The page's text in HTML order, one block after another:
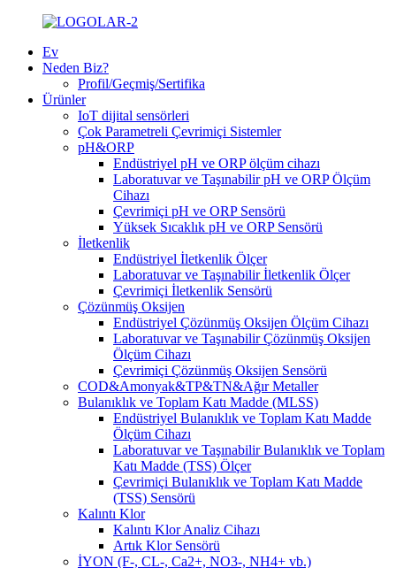
Ev
Neden Biz?
Profil/Geçmiş/Sertifika
Ürünler
IoT dijital sensörleri
Çok Parametreli Çevrimiçi Sistemler
pH&ORP
Endüstriyel pH ve ORP ölçüm cihazı
Laboratuvar ve Taşınabilir pH ve ORP Ölçüm
Cihazı
Çevrimiçi pH ve ORP Sensörü
Yüksek Sıcaklık pH ve ORP Sensörü
İletkenlik
Endüstriyel İletkenlik Ölçer
Laboratuvar ve Taşınabilir İletkenlik Ölçer
Çevrimiçi İletkenlik Sensörü
Çözünmüş Oksijen
Endüstriyel Çözünmüş Oksijen Ölçüm Cihazı
Laboratuvar ve Taşınabilir Çözünmüş Oksijen
Ölçüm Cihazı
Çevrimiçi Çözünmüş Oksijen Sensörü
COD&Amonyak&TP&TN&Ağır Metaller
Bulanıklık ve Toplam Katı Madde (MLSS)
Endüstriyel Bulanıklık ve Toplam Katı Madde
Ölçüm Cihazı
Laboratuvar ve Taşınabilir Bulanıklık ve Toplam
Katı Madde (TSS) Ölçer
Çevrimiçi Bulanıklık ve Toplam Katı Madde
(TSS) Sensörü
Kalıntı Klor
Kalıntı Klor Analiz Cihazı
Artık Klor Sensörü
İYON (F-, CL-, Ca2+, NO3-, NH4+ vb.)